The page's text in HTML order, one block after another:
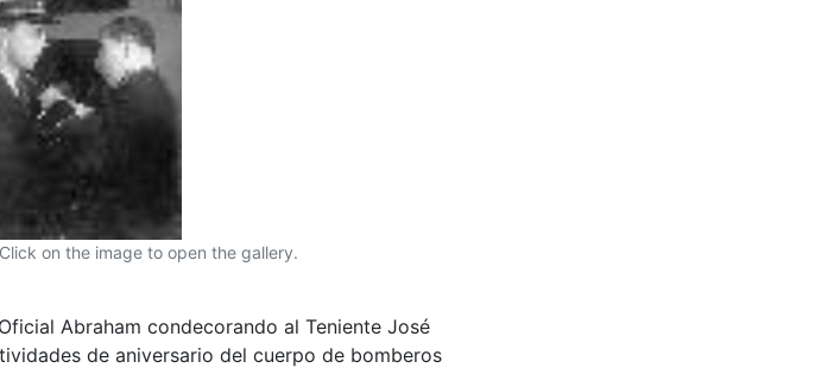
Click on the image to open the gallery.
Abraham condecorando al Teniente José
de aniversario del cuerpo de bomberos